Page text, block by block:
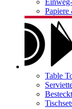
Table